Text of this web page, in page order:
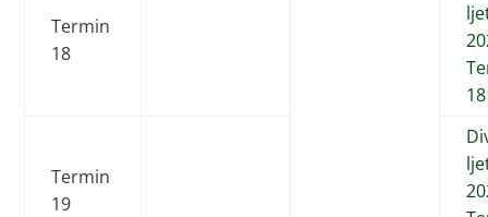
Termin
18
18
Termin
19